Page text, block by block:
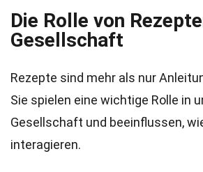
Die Rolle von
Gesellschaft
Rezepte sind mehr als nur
Sie spielen eine wichtige Rolle in
Gesellschaft und beeinflussen,
interagieren.